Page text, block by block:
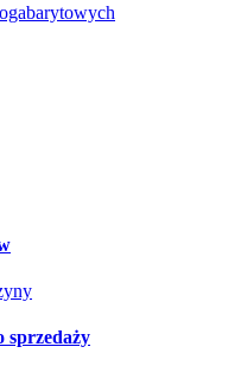
sprzedaży